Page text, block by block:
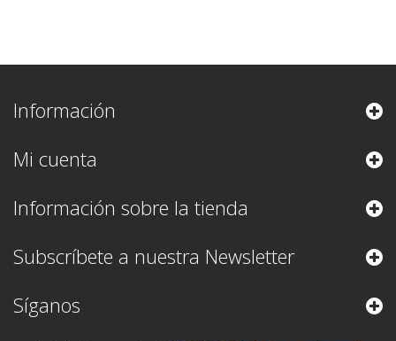
Información
Mi cuenta
Información sobre la tienda
Subscríbete a nuestra Newsletter
Síganos